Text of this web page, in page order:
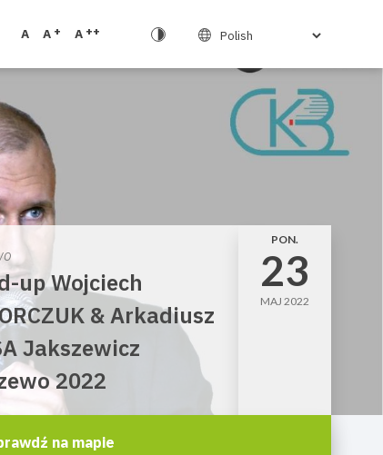
A A + A ++
up Wojciech
& Arkadiusz
Jakszewicz
2022
PON.
23
MAJ 2022
na mapie